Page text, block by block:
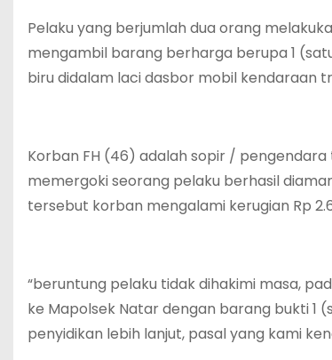
Pelaku yang berjumlah dua orang
mengambil barang berharga berupa 1
biru didalam laci dasbor mobil kendaraan
Korban FH (46) adalah sopir /
memergoki seorang pelaku berhasil
tersebut korban mengalami kerugian Rp
“beruntung pelaku tidak dihakimi masa,
ke Mapolsek Natar dengan barang bukti 1
penyidikan lebih lanjut, pasal yang kami